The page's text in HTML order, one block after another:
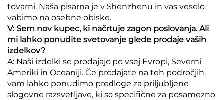
tovarni. Naša pisarna je v Shenzhenu in vas veselo
vabimo na osebne obiske.
V: Sem nov kupec, ki načrtuje zagon poslovanja. Ali
mi lahko ponudite svetovanje glede prodaje vaših
izdelkov?
A: Naši izdelki se prodajajo po vsej Evropi, Severni
Ameriki in Oceaniji. Če prodajate na teh področjih,
vam lahko ponudimo predloge za priljubljene
slogovne razsvetljave, ki so specifične za posamezno